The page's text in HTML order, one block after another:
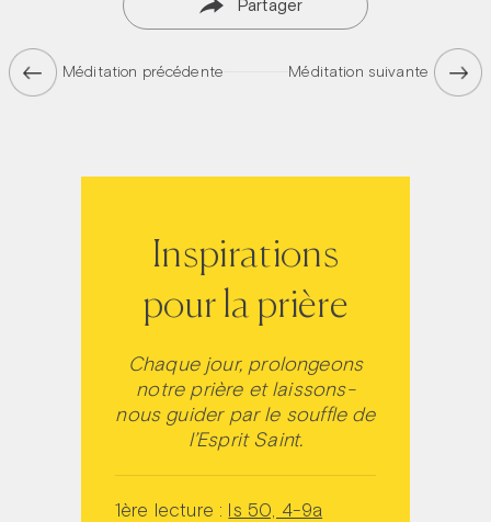
Partager
Méditation précédente Méditation suivante
Inspirations
pour la prière
Chaque jour, prolongeons
notre prière et laissons-
nous guider par le souffle de
l’Esprit Saint.
1ère lecture : Is 50, 4-9a